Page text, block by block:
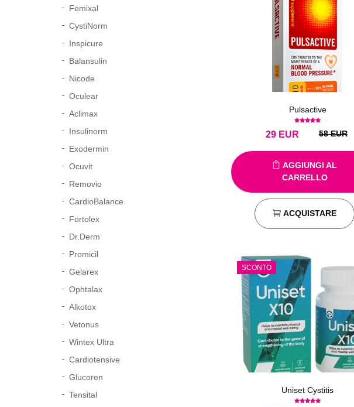
Femixal
CystiNorm
Inspicure
Balansulin
Nicode
Oculear
Aclimax
Insulinorm
Exodermin
Ocuvit
Removio
CardioBalance
Fortolex
Dr.Derm
Promicil
Gelarex
Ophtalax
Alkotox
Vetonus
Wintex Ultra
Cardiotensive
Glucoren
Tensital
Pulsactive
EUR
29 58 EUR
AGGIUNGI AL
CARRELLO
ACQUISTARE
SCONTO
Uniset Cystitis